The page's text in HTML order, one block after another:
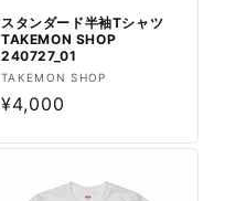
スタンダード半袖Tシャツ
TAKEMON SHOP
240727_01
販
売
TAKEMON SHOP
通
¥4,000